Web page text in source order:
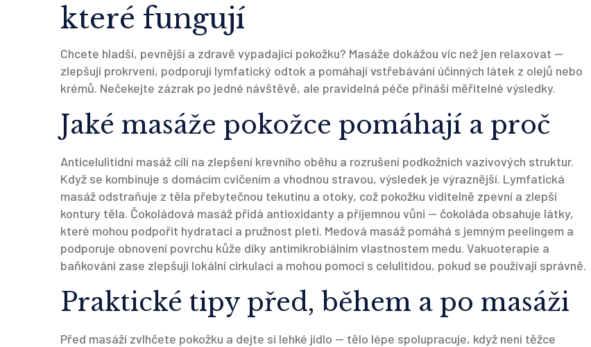
které fungují
Chcete hladší, pevnější a zdravě vypadající pokožku? Masáže dokážou víc než jen relaxovat —
zlepšují prokrvení, podporují lymfatický odtok a pomáhají vstřebávání účinných látek z olejů nebo
krémů. Nečekejte zázrak po jedné návštěvě, ale pravidelná péče přináší měřitelné výsledky.
Jaké masáže pokožce pomáhají a proč
Anticelulitidní masáž cílí na zlepšení krevního oběhu a rozrušení podkožních vazivových struktur.
Když se kombinuje s domácím cvičením a vhodnou stravou, výsledek je výraznější. Lymfatická
masáž odstraňuje z těla přebytečnou tekutinu a otoky, což pokožku viditelně zpevní a zlepší
kontury těla. Čokoládová masáž přidá antioxidanty a příjemnou vůni — čokoláda obsahuje látky,
které mohou podpořit hydrataci a pružnost pleti. Medová masáž pomáhá s jemným peelingem a
podporuje obnovení povrchu kůže díky antimikrobiálním vlastnostem medu. Vakuoterapie a
baňkování zase zlepšují lokální cirkulaci a mohou pomoci s celulitidou, pokud se používají správně.
Praktické tipy před, během a po masáži
Před masáží zvlhčete pokožku a dejte si lehké jídlo — tělo lépe spolupracuje, když není těžce